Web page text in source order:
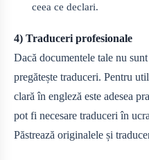
ceea ce declari.
4) Traduceri profesionale
Dacă documentele tale nu
pregătește traduceri. Pentru
clară în engleză este adesea
pot fi necesare traduceri în
Păstrează originalele și